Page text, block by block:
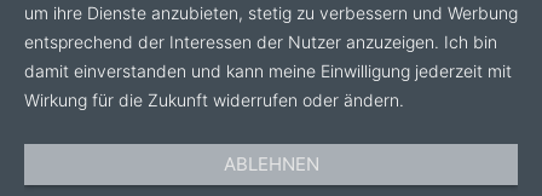
um ihre Dienste anzubieten, stetig zu verbessern und Werbung
entsprechend der Interessen der Nutzer anzuzeigen. Ich bin
damit einverstanden und kann meine Einwilligung jederzeit mit
Wirkung für die Zukunft widerrufen oder ändern.
ABLEHNEN